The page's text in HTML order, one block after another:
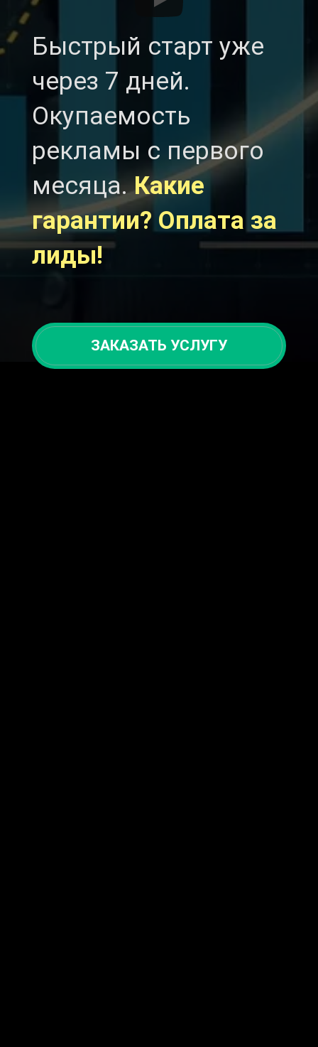
Быстрый старт уже
через 7 дней.
Окупаемость
рекламы с первого
месяца. Какие
гарантии? Оплата за
лиды!
ЗАКАЗАТЬ УСЛУГУ